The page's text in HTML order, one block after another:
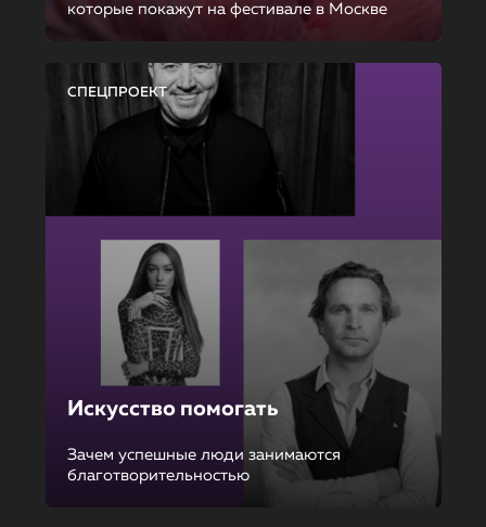
которые покажут на фестивале в Москве
СПЕЦПРОЕКТ
Искусство помогать
Зачем успешные люди занимаются
благотворительностью